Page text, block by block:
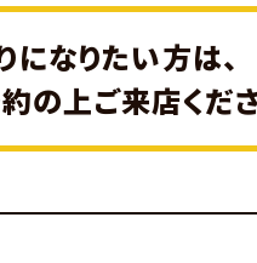
なりたい方は、
の上ご来店くだ